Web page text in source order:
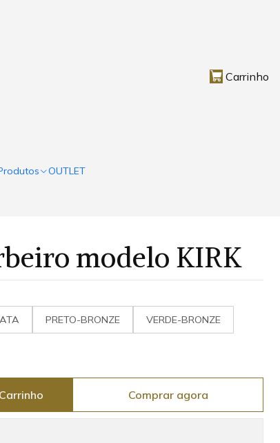
Carrinho
OUTLET
modelo KIRK
PRETO-BRONZE VERDE-BRONZE
Comprar agora